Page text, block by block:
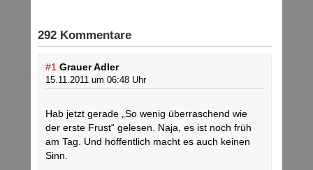
292 Kommentare
#1 Grauer Adler
15.11.2011 um 06:48 Uhr
Hab jetzt gerade „So wenig überraschend wie
der erste Frust“ gelesen. Naja, es ist noch früh
am Tag. Und hoffentlich macht es auch keinen
Sinn.